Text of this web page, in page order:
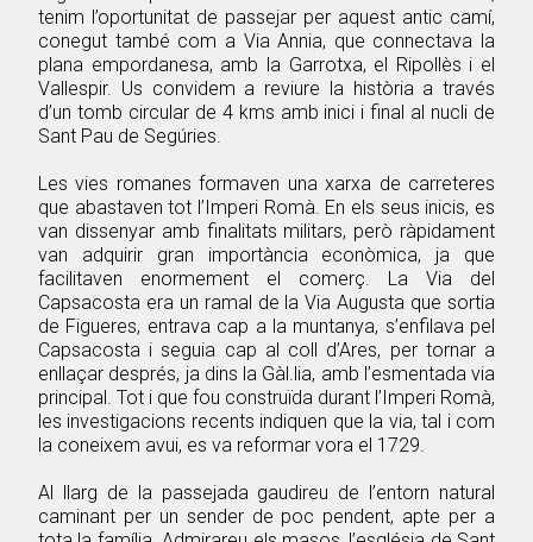
tenim l’oportunitat de passejar per aquest antic camí,
conegut també com a Via Annia, que connectava la
plana empordanesa, amb la Garrotxa, el Ripollès i el
Vallespir. Us convidem a reviure la història a través
d’un tomb circular de 4 kms amb inici i final al nucli de
Sant Pau de Segúries.
Les vies romanes formaven una xarxa de carreteres
que abastaven tot l’Imperi Romà. En els seus inicis, es
van dissenyar amb finalitats militars, però ràpidament
van adquirir gran importància econòmica, ja que
facilitaven enormement el comerç. La Via del
Capsacosta era un ramal de la Via Augusta que sortia
de Figueres, entrava cap a la muntanya, s’enfilava pel
Capsacosta i seguia cap al coll d’Ares, per tornar a
enllaçar després, ja dins la Gàl.lia, amb l’esmentada via
principal. Tot i que fou construïda durant l’Imperi Romà,
les investigacions recents indiquen que la via, tal i com
la coneixem avui, es va reformar vora el 1729.
Al llarg de la passejada gaudireu de l’entorn natural
caminant per un sender de poc pendent, apte per a